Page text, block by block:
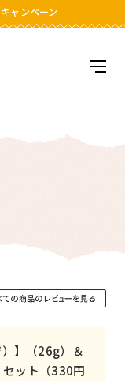
ャンペーン
）】（26g）＆
セット（330円